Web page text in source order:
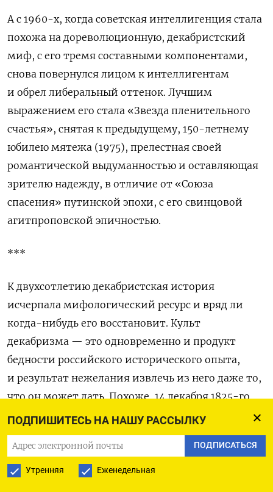
ПОДПИШИТЕСЬ НА НАШУ РАССЫЛКУ
ПОДПИСАТЬСЯ
Утренняя Еженедельная
А с 1960-х, когда советская интеллигенция стала
похожа на дореволюционную, декабристский
миф, с его тремя составными компонентами,
снова повернулся лицом к интеллигентам
и обрел либеральный оттенок. Лучшим
выражением его стала «Звезда пленительного
счастья», снятая к предыдущему, 150-летнему
юбилею мятежа (1975), прелестная своей
романтической выдуманностью и оставляющая
зрителю надежду, в отличие от «Союза
спасения» путинской эпохи, с его свинцовой
агитпроповской эпичностью.
***
К двухсотлетию декабристская история
исчерпала мифологический ресурс и вряд ли
когда-нибудь его восстановит. Культ
декабризма — это одновременно и продукт
бедности российского исторического опыта,
и результат нежелания извлечь из него даже то,
что он может дать. Похоже, 14 декабря 1825-го
скоро забудут, как Куликовскую битву, так
и не увидев подлинный смысл этого события.